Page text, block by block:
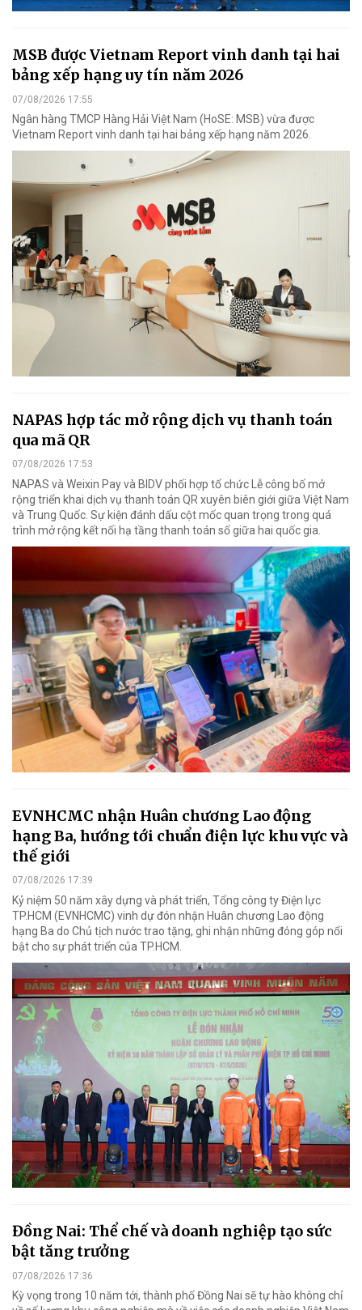
MSB được Vietnam Report vinh danh tại hai
bảng xếp hạng uy tín năm 2026
07/08/2026 17:55
Ngân hàng TMCP Hàng Hải Việt Nam (HoSE: MSB) vừa được
Vietnam Report vinh danh tại hai bảng xếp hạng năm 2026.
NAPAS hợp tác mở rộng dịch vụ thanh toán
qua mã QR
07/08/2026 17:53
NAPAS và Weixin Pay và BIDV phối hợp tổ chức Lễ công bố mở
rộng triển khai dịch vụ thanh toán QR xuyên biên giới giữa Việt Nam
và Trung Quốc. Sự kiện đánh dấu cột mốc quan trọng trong quá
trình mở rộng kết nối hạ tầng thanh toán số giữa hai quốc gia.
EVNHCMC nhận Huân chương Lao động
hạng Ba, hướng tới chuẩn điện lực khu vực và
thế giới
07/08/2026 17:39
Kỷ niệm 50 năm xây dựng và phát triển, Tổng công ty Điện lực
TP.HCM (EVNHCMC) vinh dự đón nhận Huân chương Lao động
hạng Ba do Chủ tịch nước trao tặng, ghi nhận những đóng góp nổi
bật cho sự phát triển của TP.HCM.
Đồng Nai: Thể chế và doanh nghiệp tạo sức
bật tăng trưởng
07/08/2026 17:36
Kỳ vọng trong 10 năm tới, thành phố Đồng Nai sẽ tự hào không chỉ